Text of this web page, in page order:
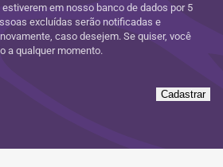
em nosso banco de dados por 5
excluídas serão notificadas e
caso desejem. Se quiser, você
a qualquer momento.
Cadastrar